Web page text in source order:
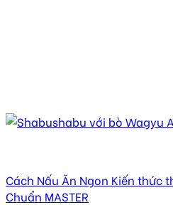
Cách Nấu Ăn Ngon Kiến thức
Chuẩn MASTER